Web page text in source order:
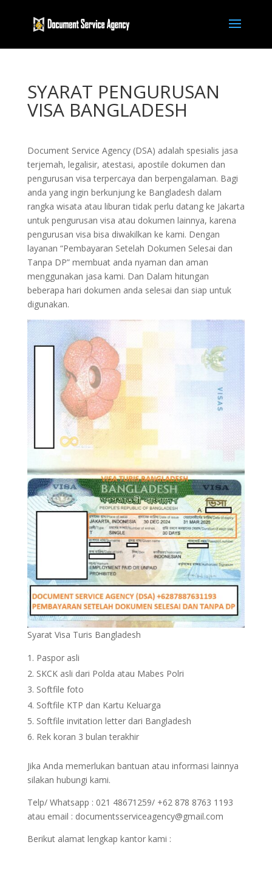
SYARAT PENGURUSAN
VISA BANGLADESH
Document Service Agency (DSA) adalah spesialis jasa
terjemah, legalisir, atestasi, apostile dokumen dan
pengurusan visa terpercaya dan berpengalaman. Bagi
anda yang ingin berkunjung ke Bangladesh dalam
rangka wisata atau liburan tidak perlu datang ke Jakarta
untuk pengurusan visa atau dokumen lainnya, karena
pengurusan visa bisa diwakilkan ke kami. Dengan
layanan “Pembayaran Setelah Dokumen Selesai dan
Tanpa DP” membuat anda nyaman dan aman
menggunakan jasa kami. Dan Dalam hitungan
beberapa hari dokumen anda selesai dan siap untuk
digunakan.
Syarat Visa Turis Bangladesh
Paspor asli
SKCK asli dari Polda atau Mabes Polri
Softfile foto
Softfile KTP dan Kartu Keluarga
Softfile invitation letter dari Bangladesh
Rek koran 3 bulan terakhir
Jika Anda memerlukan bantuan atau informasi lainnya
silakan hubungi kami.
Telp/ Whatsapp : 021 48671259/ +62 878 8763 1193
atau email : documentsserviceagency@gmail.com
Berikut alamat lengkap kantor kami :